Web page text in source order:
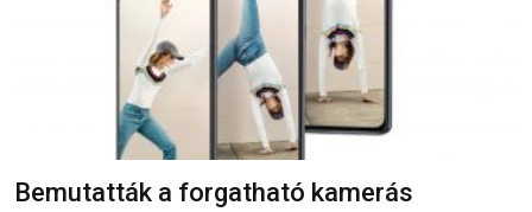
Bemutatták a forgatható kamerás